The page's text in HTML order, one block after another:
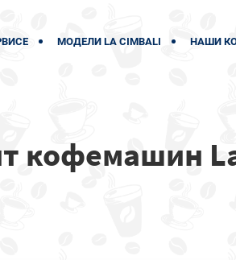
МОДЕЛИ LA CIMBALI НАШИ
кофемашин